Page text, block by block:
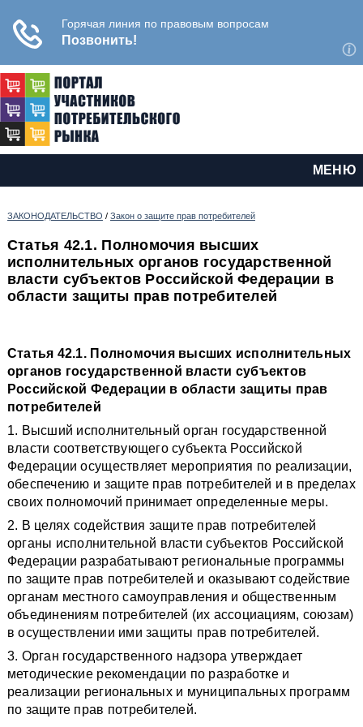
МЕНЮ
ЗАКОНОДАТЕЛЬСТВО / Закон о защите прав потребителей
Статья 42.1. Полномочия высших
исполнительных органов государственной
власти субъектов Российской Федерации в
области защиты прав потребителей
Статья 42.1. Полномочия высших исполнительных
органов государственной власти субъектов
Российской Федерации в области защиты прав
потребителей
1. Высший исполнительный орган государственной
власти соответствующего субъекта Российской
Федерации осуществляет мероприятия по реализации,
обеспечению и защите прав потребителей и в пределах
своих полномочий принимает определенные меры.
2. В целях содействия защите прав потребителей
органы исполнительной власти субъектов Российской
Федерации разрабатывают региональные программы
по защите прав потребителей и оказывают содействие
органам местного самоуправления и общественным
объединениям потребителей (их ассоциациям, союзам)
в осуществлении ими защиты прав потребителей.
3. Орган государственного надзора утверждает
методические рекомендации по разработке и
реализации региональных и муниципальных программ
по защите прав потребителей.